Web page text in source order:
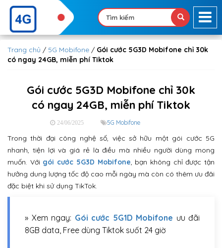
Trang chủ / 5G Mobifone / Gói cước 5G3D Mobifone chỉ 30k
có ngay 24GB, miễn phí Tiktok
Gói cước 5G3D Mobifone chỉ 30k
có ngay 24GB, miễn phí Tiktok
24/06/2025 5G Mobifone
Trong thời đại công nghệ số, việc sở hữu một gói cước 5G
nhanh, tiện lợi và giá rẻ là điều mà nhiều người dùng mong
muốn. Với gói cước 5G3D Mobifone, bạn không chỉ được tận
hưởng dung lượng tốc độ cao mỗi ngày mà còn có thêm ưu đãi
đặc biệt khi sử dụng TikTok.
» Xem ngay: Gói cước 5G1D Mobifone ưu đãi
8GB data, Free dùng Tiktok suốt 24 giờ